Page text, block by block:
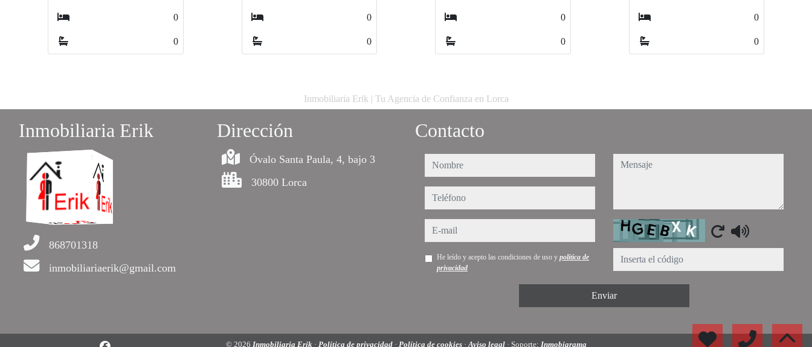
0
0
0
0
0
0
0
0
Inmobiliaria Erik | Tu Agencia de Confianza en Lorca
Inmobiliaria Erik
868701318
inmobiliariaerik@gmail.com
Dirección
Óvalo Santa Paula, 4, bajo 3
30800 Lorca
Contacto
nombre
teléfono
e-mail
He leído y acepto las condiciones de uso y política de
privacidad
mensaje
Captcha
Enviar
© 2026 Inmobiliaria Erik · Política de privacidad · Política de cookies ·Aviso legal · Soporte: Inmobigrama